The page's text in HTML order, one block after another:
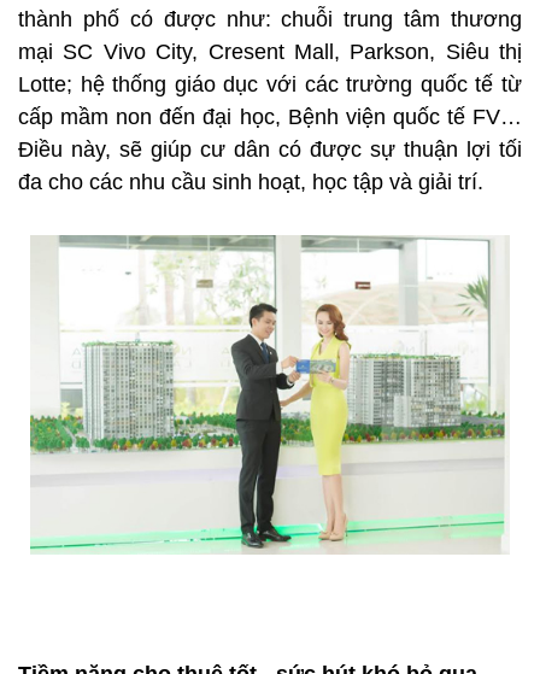
thành phố có được như: chuỗi trung tâm thương
mại SC Vivo City, Cresent Mall, Parkson, Siêu thị
Lotte; hệ thống giáo dục với các trường quốc tế từ
cấp mầm non đến đại học, Bệnh viện quốc tế FV…
Điều này, sẽ giúp cư dân có được sự thuận lợi tối
đa cho các nhu cầu sinh hoạt, học tập và giải trí.